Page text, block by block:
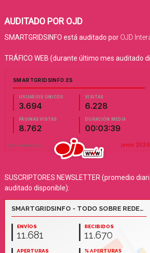
AUDITADO POR OJD
SMARTGRIDSINFO está auditado por OJD
TRÁFICO WEB (durante último mes auditado
SUSCRIPTORES NEWSLETTER (promedio
auditado disponible):